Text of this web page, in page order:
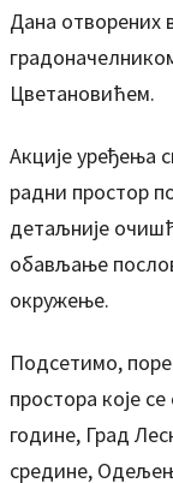
Дана отворених
Цветановићем.
Акције уређења
радни простор
детаљније
обављање
окружење.
Подсетимо,
простора које
године, Град
средине,